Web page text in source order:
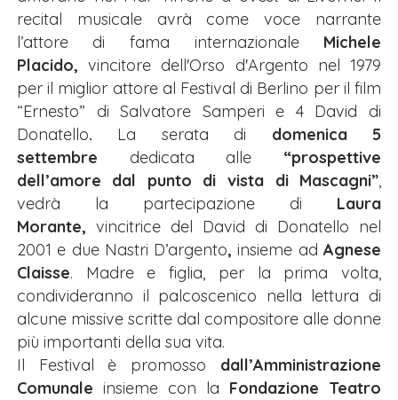
recital musicale avrà come voce narrante
l’attore di fama internazionale Michele
Placido,vincitore dell'Orso d'Argento nel 1979
per il miglior attore al Festival di Berlino per il film
“Ernesto” di Salvatore Samperi e 4 David di
Donatello. La serata di domenica 5
settembre dedicata alle “prospettive
dell’amore dal punto di vista di Mascagni”,
vedrà la partecipazione di Laura
Morante, vincitrice del David di Donatello nel
2001 e due Nastri D’argento,insieme ad Agnese
Claisse. Madre e figlia, per la prima volta,
condivideranno il palcoscenico nella lettura di
alcune missive scritte dal compositore alle donne
più importanti della sua vita.
Il Festival è promosso dall’Amministrazione
Comunale insieme con la Fondazione Teatro